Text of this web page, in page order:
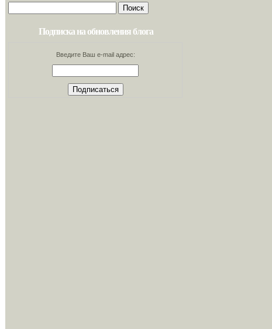
Найти:
Подписка на обновления блога
Введите Ваш e-mail адрес: